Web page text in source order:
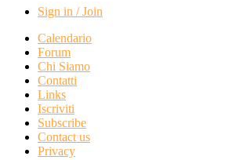
Sign in / Join
Calendario
Forum
Chi Siamo
Contatti
Links
Iscriviti
Subscribe
Contact us
Privacy